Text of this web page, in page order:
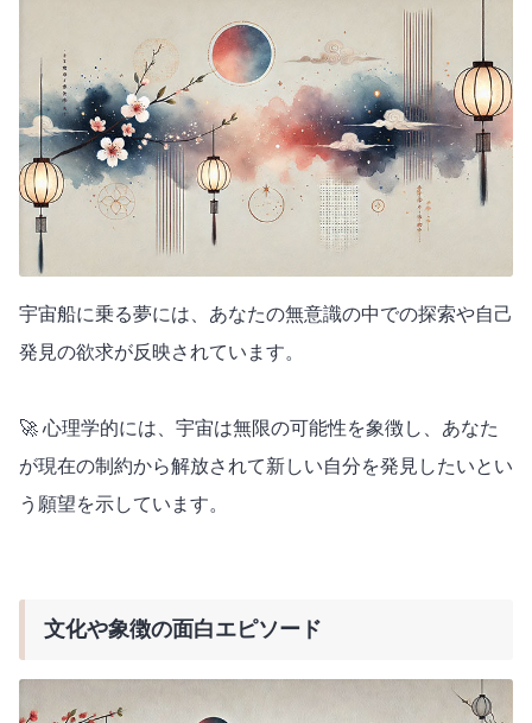
宇宙船に乗る夢には、あなたの無意識の中での探索や自己
発見の欲求が反映されています。
🚀 心理学的には、宇宙は無限の可能性を象徴し、あなた
が現在の制約から解放されて新しい自分を発見したいとい
う願望を示しています。
文化や象徴の面白エピソード